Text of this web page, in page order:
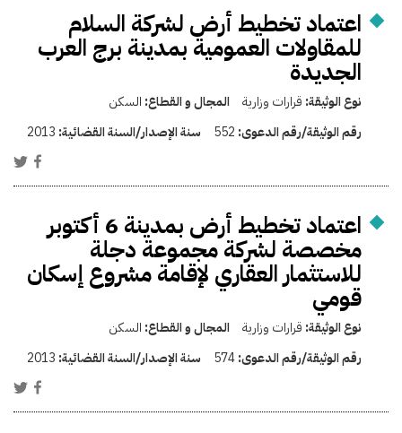
اعتماد تخطيط أرض لشركة السلام
للمقاولات العمومية بمدينة برج العرب
الجديدة
نوع الوثيقة: قرارات وزارية المجال و القطاع: السكن
رقم الوثيقة/رقم الدعوى: 552 سنة الإصدار/السنة القضائية: 2013
اعتماد تخطيط أرض بمدينة 6 أكتوبر
مخصصة لشركة مجموعة دجلة
للاستثمار العقاري لإقامة مشروع إسكان
قومي
نوع الوثيقة: قرارات وزارية المجال و القطاع: السكن
رقم الوثيقة/رقم الدعوى:574 سنة الإصدار/السنة القضائية: 2013